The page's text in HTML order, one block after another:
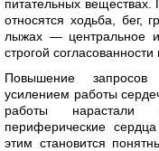
питательных
относятся ходьба, бег,
лыжах — центральное
строгой
Повышение запросов
усилением работы
работы нарастали
периферические
этим становится